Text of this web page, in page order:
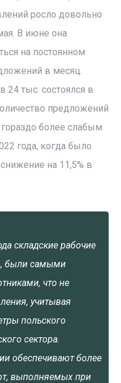
росло довольно
В июне она
на постоянном
в месяц.
24 тыс. состоялся в
предложений
гораздо более слабым
года, когда было
на 11,5% в
складские рабочие
были самыми
что не
учитывая
польского
сектора.
обеспечивают более
выполняемых при